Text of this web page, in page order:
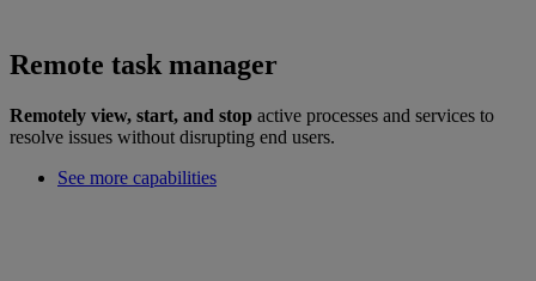
Remote task manager
Remotely view, start, and stop active processes and services to
resolve issues without disrupting end users.
See more capabilities